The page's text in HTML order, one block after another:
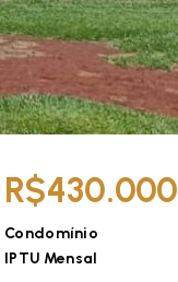
R$430.000
Condomínio
IPTU Mensal